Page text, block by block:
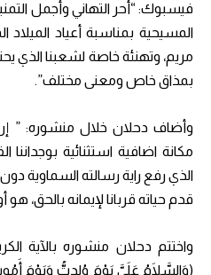
فيسبوك: “أحر التهاني وأجمل
المسيحية بمناسبة أعياد
مريم، وتهنئة خاصة لشعبنا الذي
بمذاق خاص ومعنى مختلف”.
وأضاف دحلان خلال منشوره: ”
مكانة اضافية استثنائية
الذي رفع راية رسالته السماوية
قدم حياته قربانا لإيمانه بالحق،
واختتم دحلان منشوره بالآية
(وَالسَّلَامُ عَلَيَّ يَوْمَ وُلِدتُّ وَيَوْمَ